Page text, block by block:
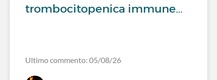
trombocitopenica immune…
Ultimo commento: 05/08/26